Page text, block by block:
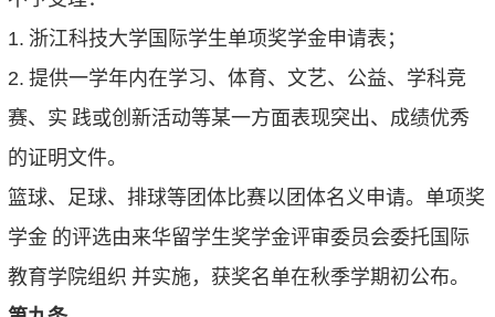
1. 浙江科技大学国际学生单项奖学金申请表；
2. 提供一学年内在学习、体育、文艺、公益、学科竞
赛、实 践或创新活动等某一方面表现突出、成绩优秀
的证明文件。
篮球、足球、排球等团体比赛以团体名义申请。单项奖
学金 的评选由来华留学生奖学金评审委员会委托国际
教育学院组织 并实施，获奖名单在秋季学期初公布。